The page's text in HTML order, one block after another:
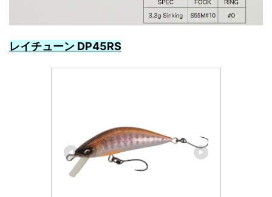
レイチューン DP45RS